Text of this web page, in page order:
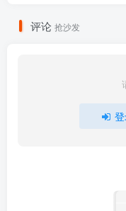
评论 抢沙发